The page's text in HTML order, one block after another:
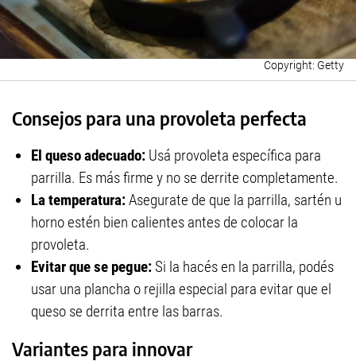
Getty
Consejos para una provoleta perfecta
El queso adecuado: Usá provoleta específica para
parrilla. Es más firme y no se derrite completamente.
La temperatura:Asegurate de que la parrilla, sartén u
horno estén bien calientes antes de colocar la
provoleta.
Evitar que se pegue: Si la hacés en la parrilla, podés
usar una plancha o rejilla especial para evitar que el
queso se derrita entre las barras.
Variantes para innovar